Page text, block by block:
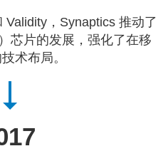
，Synaptics 推动了
芯片的发展，强化了在移
术布局。